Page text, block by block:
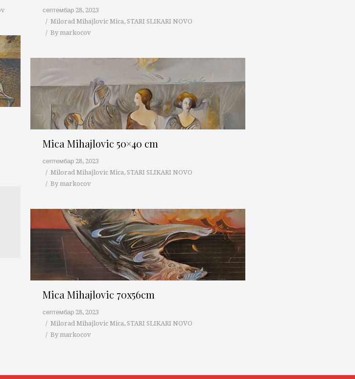
септембар 28, 2023
Milorad Mihajlovic Mica, STARI SLIKARI NOVO
Bymarkocov
Mica Mihajlovic 50×40 cm
септембар 28, 2023
Milorad Mihajlovic Mica, STARI SLIKARI NOVO
Bymarkocov
Mica Mihajlovic 70x56cm
септембар 28, 2023
Milorad Mihajlovic Mica, STARI SLIKARI NOVO
Bymarkocov